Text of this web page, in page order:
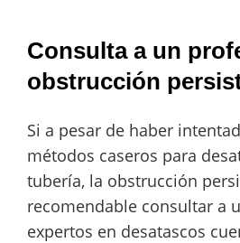
Consulta a un
obstrucción
Si a pesar de haber
métodos caseros para
tubería, la obstrucción
recomendable consultar a
expertos en desatascos